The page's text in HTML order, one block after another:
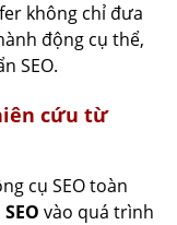
không chỉ đưa
động cụ thể,
SEO.
cứu từ
cụ SEO toàn
vào quá trình